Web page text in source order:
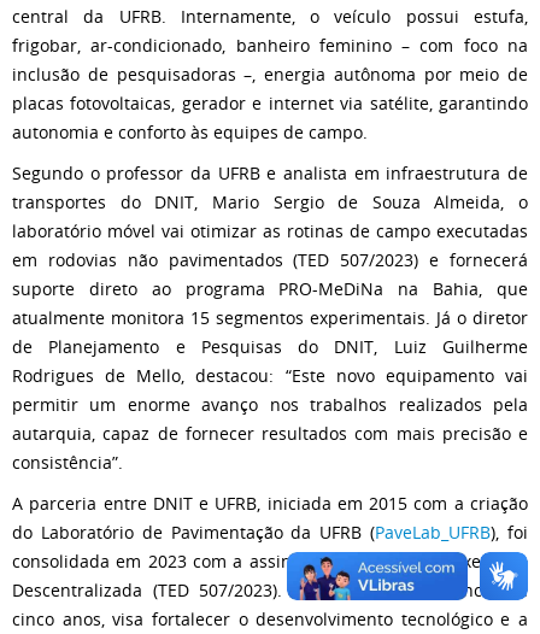
central da UFRB. Internamente, o veículo possui estufa,
frigobar, ar-condicionado, banheiro feminino – com foco na
inclusão de pesquisadoras –, energia autônoma por meio de
placas fotovoltaicas, gerador e internet via satélite, garantindo
autonomia e conforto às equipes de campo.
Segundo o professor da UFRB e analista em infraestrutura de
transportes do DNIT, Mario Sergio de Souza Almeida, o
laboratório móvel vai otimizar as rotinas de campo executadas
em rodovias não pavimentados (TED 507/2023) e fornecerá
suporte direto ao programa PRO-MeDiNa na Bahia, que
atualmente monitora 15 segmentos experimentais. Já o diretor
de Planejamento e Pesquisas do DNIT, Luiz Guilherme
Rodrigues de Mello, destacou: “Este novo equipamento vai
permitir um enorme avanço nos trabalhos realizados pela
autarquia, capaz de fornecer resultados com mais precisão e
consistência”.
A parceria entre DNIT e UFRB, iniciada em 2015 com a criação
do Laboratório de Pavimentação da UFRB (PaveLab_UFRB), foi
consolidada em 2023 com a assinatura do Termo de Execução
Descentralizada (TED 507/2023). O acordo, com vigência de
cinco anos, visa fortalecer o desenvolvimento tecnológico e a